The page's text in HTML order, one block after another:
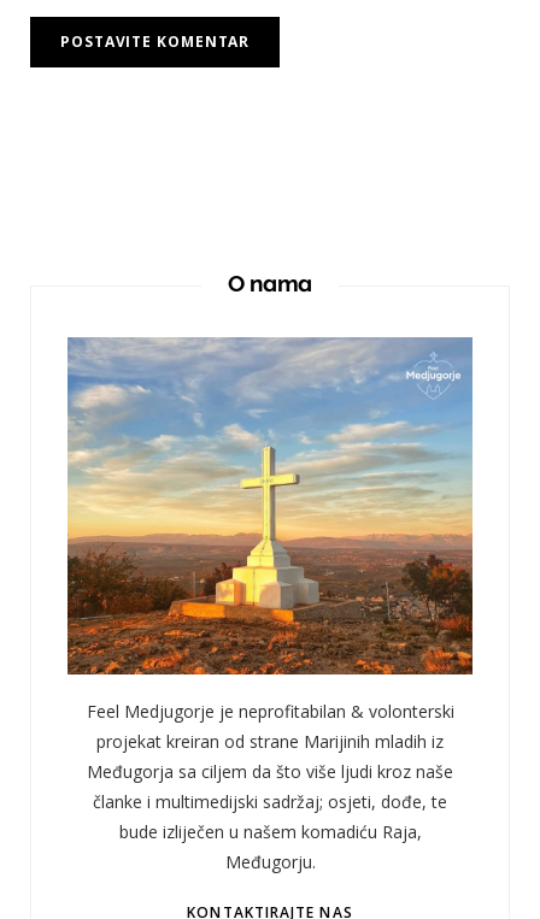
O nama
Feel Medjugorje je neprofitabilan & volonterski
projekat kreiran od strane Marijinih mladih iz
Međugorja sa ciljem da što više ljudi kroz naše
članke i multimedijski sadržaj; osjeti, dođe, te
bude izliječen u našem komadiću Raja,
Međugorju.
KONTAKTIRAJTE NAS